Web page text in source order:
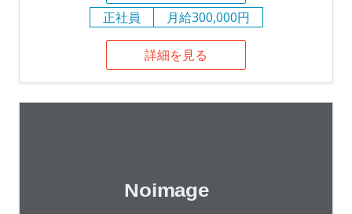
正社員
月給300,000円
詳細を見る